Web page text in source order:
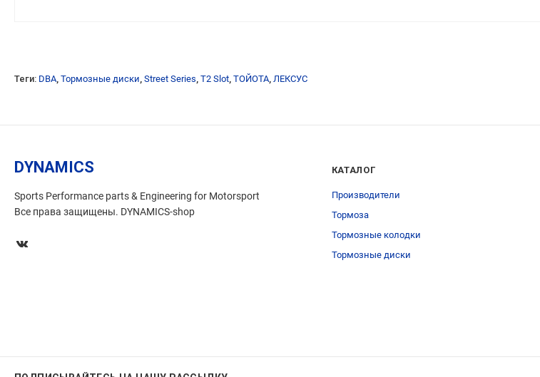
Теги: DBA, Тормозные диски, Street Series, T2 Slot, ТОЙОТА, ЛЕКСУС
DYNAMICS
Sports Performance parts & Engineering for Motorsport
Все права защищены. DYNAMICS-shop
КАТАЛОГ
Производители
Тормоза
Тормозные колодки
Тормозные диски